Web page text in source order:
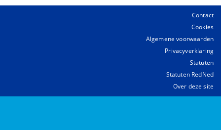
Contact
Cookies
Algemene voorwaarden
Privacyverklaring
Statuten
Statuten RedNed
Over deze site